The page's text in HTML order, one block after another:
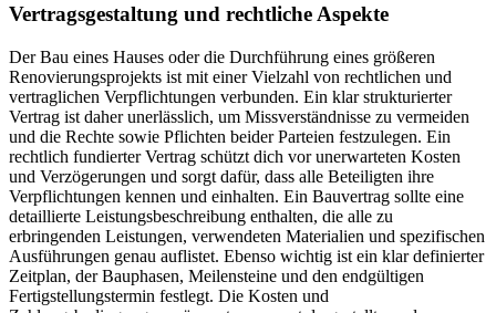
Vertragsgestaltung und rechtliche Aspekte
Der Bau eines Hauses oder die Durchführung eines größeren
Renovierungsprojekts ist mit einer Vielzahl von rechtlichen und
vertraglichen Verpflichtungen verbunden. Ein klar strukturierter
Vertrag ist daher unerlässlich, um Missverständnisse zu vermeiden
und die Rechte sowie Pflichten beider Parteien festzulegen. Ein
rechtlich fundierter Vertrag schützt dich vor unerwarteten Kosten
und Verzögerungen und sorgt dafür, dass alle Beteiligten ihre
Verpflichtungen kennen und einhalten. Ein Bauvertrag sollte eine
detaillierte Leistungsbeschreibung enthalten, die alle zu
erbringenden Leistungen, verwendeten Materialien und spezifischen
Ausführungen genau auflistet. Ebenso wichtig ist ein klar definierter
Zeitplan, der Bauphasen, Meilensteine und den endgültigen
Fertigstellungstermin festlegt. Die Kosten und